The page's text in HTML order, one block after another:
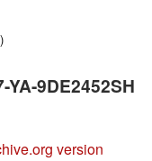
9DE2452SH
version